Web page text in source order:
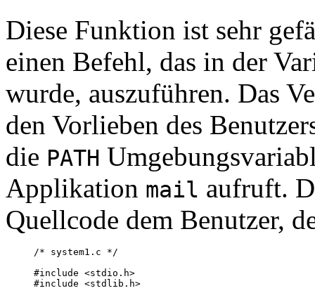
Diese Funktion ist sehr
einen Befehl, das in der
wurde, auszuführen. Das
den Vorlieben des
die PATH
Applikation mail aufruft.
Quellcode dem Benutzer,
/* system1.c */
#include <stdio.h>
#include <stdlib.h>